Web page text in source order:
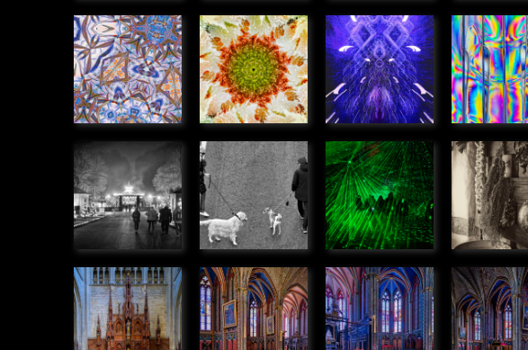
Kaléidoscope
» Graphique
Rotation
végétale
» Graphique
Monstre de
lumière
» Graphique »
Manége de
noël
» Humanité
Rencontre
» Humanité
Rayon vert
» Humanité
Ancien
temps
» Objets
Retable de
la
Cathédrale,
Orléans
Chapelles
dans la
Cathédrale
» Urbain
Chapelles
dans la
Cathédrale
» Urbain
dans la
» Urbain